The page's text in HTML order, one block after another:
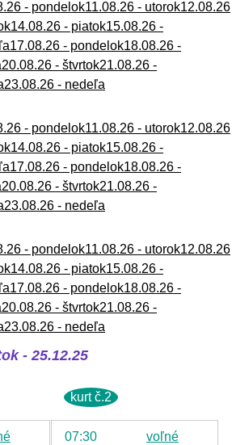
- pondelok11.08.26 - utorok12.08.26
14.08.26 - piatok15.08.26 -
17.08.26 - pondelok18.08.26 -
20.08.26 - štvrtok21.08.26 -
23.08.26 - nedeľa
- pondelok11.08.26 - utorok12.08.26
14.08.26 - piatok15.08.26 -
17.08.26 - pondelok18.08.26 -
20.08.26 - štvrtok21.08.26 -
23.08.26 - nedeľa
- pondelok11.08.26 - utorok12.08.26
14.08.26 - piatok15.08.26 -
17.08.26 - pondelok18.08.26 -
20.08.26 - štvrtok21.08.26 -
23.08.26 - nedeľa
- 25.12.25
kurt č.2
07:30 voľné